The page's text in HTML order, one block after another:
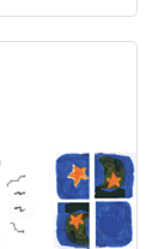
いを嫌がら
た・テレビ
・車の中で
うになった